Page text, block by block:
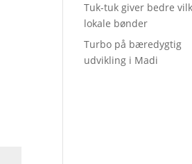
Tuk-tuk giver bedre
lokale bønder
Turbo på bæredygtig
udvikling i Madi